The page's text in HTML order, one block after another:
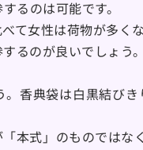
るのは可能です。
て女性は荷物が多
るのが良いでしょ
香典袋は白黒結び
本式」のものでは